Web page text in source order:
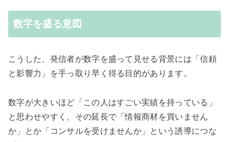
数字を盛る意図
こうした、発信者が数字を盛って見せる背景には「信頼
と影響力」を手っ取り早く得る目的があります。
数字が大きいほど「この人はすごい実績を持っている」
と思わせやすく、その延長で「情報商材を買いません
か」とか「コンサルを受けませんか」という誘導につな